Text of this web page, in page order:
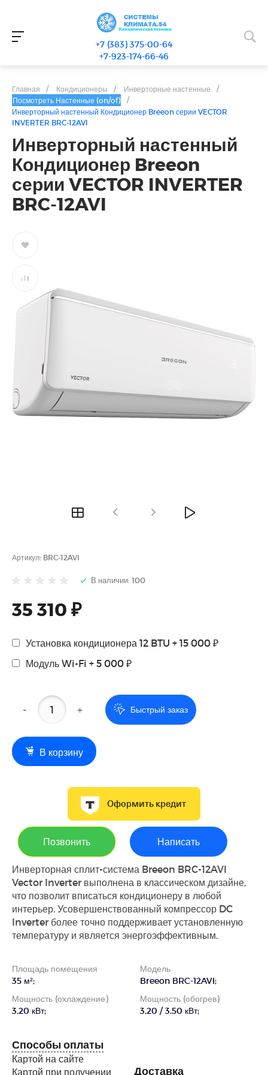
+7 (383) 375-00-64
+7-923-174-66-46
Главная / Кондиционеры / Инверторные настенные
/
Посмотреть Настенные (on/of)
/
Инверторный настенный Кондиционер Breeon серии VECTOR
INVERTER BRC-12AVI
Инверторный настенный
Кондиционер Breeon
серии VECTOR INVERTER
BRC-12AVI
Артикул: BRC-12AVI
В наличии: 100
35 310 ₽
Установка кондиционера 12 BTU + 15 000 ₽
Модуль Wi-Fi + 5 000 ₽
- + Быстрый заказ
В корзину
Оформить кредит
Позвонить Написать
Инверторная сплит-система Breeon BRC-12AVI
Vector Inverter выполнена в классическом дизайне,
что позволит вписаться кондиционеру в любой
интерьер. Усовершенствованный компрессор DC
Inverter более точно поддерживает установленную
температуру и является энергоэффективным.
Площадь помещения
35 м²;
Модель
Breeon BRC-12AVI;
Мощность (охлаждение)
3.20 кВт;
Мощность (обогрев)
3.20 / 3.50 кВт;
Способы оплаты
Картой на сайте
Картой при получении
Доставка